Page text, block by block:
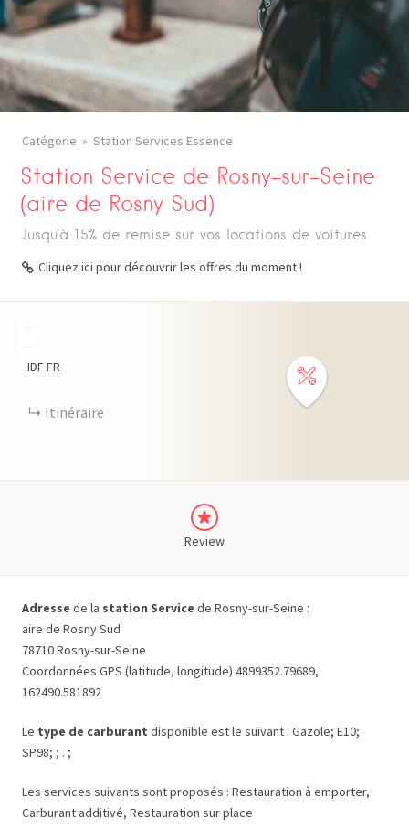
Catégorie Station Services Essence
Station Service de Rosny-sur-Seine
(aire de Rosny Sud)
Jusqu'à 15% de remise sur vos locations de voitures
Cliquez ici pour découvrir les offres du moment !
IDF FR
Itinéraire
Review
Adresse de la station Service de Rosny-sur-Seine :
aire de Rosny Sud
78710 Rosny-sur-Seine
Coordonnées GPS (latitude, longitude) 4899352.79689,
162490.581892
Le type de carburant disponible est le suivant : Gazole; E10;
SP98; ; . ;
Les services suivants sont proposés : Restauration à emporter,
Carburant additivé, Restauration sur place